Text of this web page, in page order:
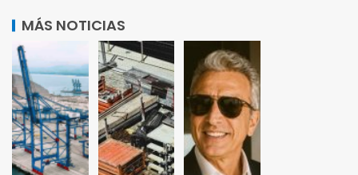
MÁS NOTICIAS